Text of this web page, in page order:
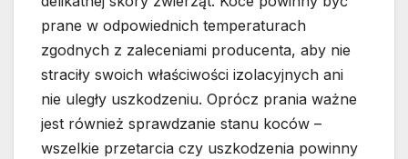
prane w odpowiednich temperaturach
zgodnych z zaleceniami producenta, aby nie
straciły swoich właściwości izolacyjnych ani
nie uległy uszkodzeniu. Oprócz prania ważne
jest również sprawdzanie stanu koców –
wszelkie przetarcia czy uszkodzenia powinny